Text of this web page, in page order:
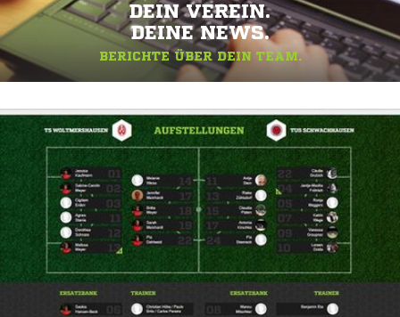
DEIN VEREIN.
DEINE NEWS.
BERICHTE ÜBER DEIN TEAM.